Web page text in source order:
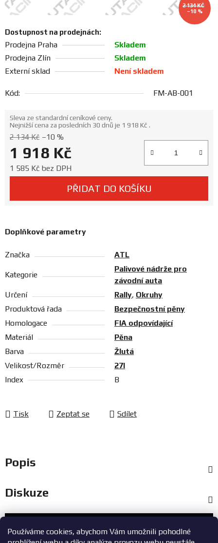
Používáme cookies, abychom Vám umožnili pohodlné
Doprava
Blog
Ceníky
a
Prodejny
Dostupnost na prodejnách:
Prodejna Praha
Skladem
Prodejna Zlín
Skladem
Externí sklad
Není skladem
Kód: FM-AB-001
2 134 Kč –10 %
1 918 Kč
1 585 Kč bez DPH
PŘIDAT DO KOŠÍKU
Sleva ze standardní ceníkové ceny.
Nejnižší cena za posledních 30 dnů je 1 918 Kč .
Doplňkové parametry
Značka ATL
Kategorie
Palivové nádrže pro
závodní auta
Určení
Rally, Okruhy
Produktová řada
Bezpečnostní pěny
Homologace
FIA odpovídající
Materiál
Pěna
Barva
Žlutá
Velikost/Rozměr
27l
Index
B
Tisk Zeptat se Sdílet
2 134 KČ
–10 %
Popis
Diskuze
Zákaznický servis